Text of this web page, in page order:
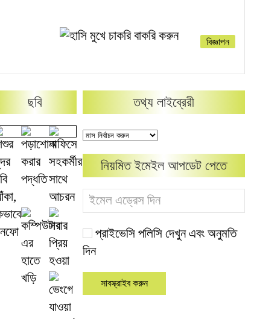
বিজ্ঞাপন
ছবি তথ্য লাইব্রেরী
নিয়মিত ইমেইল আপডেট পেতে
প্রাইভেসি পলিসি দেখুন এবং অনুমতি
দিন